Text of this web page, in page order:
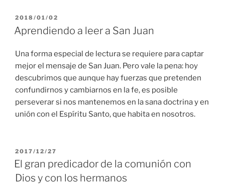
PUBLICADO
EL
2018/01/02
Aprendiendo a leer a San Juan
Una forma especial de lectura se requiere para captar
mejor el mensaje de San Juan. Pero vale la pena: hoy
descubrimos que aunque hay fuerzas que pretenden
confundirnos y cambiarnos en la fe, es posible
perseverar si nos mantenemos en la sana doctrina y en
unión con el Espíritu Santo, que habita en nosotros.
PUBLICADO
EL
2017/12/27
El gran predicador de la comunión con
Dios y con los hermanos